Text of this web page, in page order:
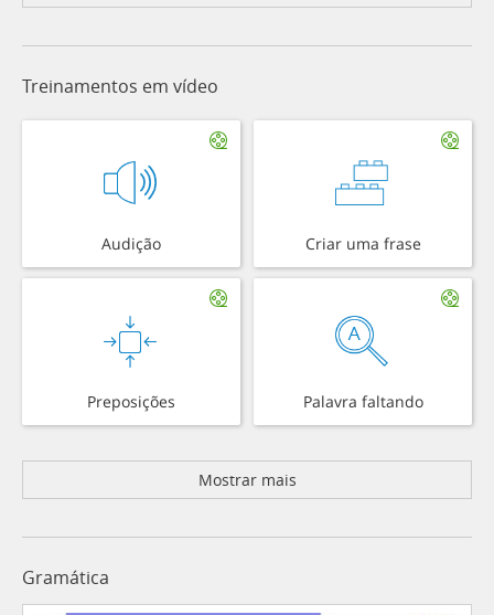
Treinamentos em vídeo
Audição Criar uma frase
Preposições Palavra faltando
Mostrar mais
Gramática